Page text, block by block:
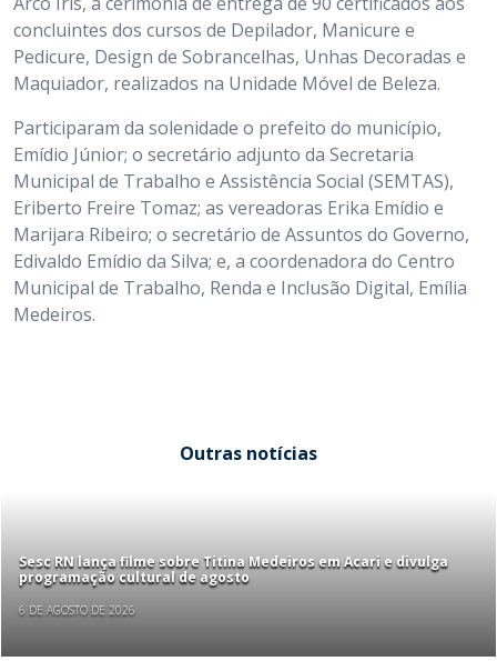
concluintes dos cursos de Depilador, Manicure e
Pedicure, Design de Sobrancelhas, Unhas Decoradas e
Maquiador, realizados na Unidade Móvel de Beleza.
Participaram da solenidade o prefeito do município,
Emídio Júnior; o secretário adjunto da Secretaria
Municipal de Trabalho e Assistência Social (SEMTAS),
Eriberto Freire Tomaz; as vereadoras Erika Emídio e
Marijara Ribeiro; o secretário de Assuntos do Governo,
Edivaldo Emídio da Silva; e, a coordenadora do Centro
Municipal de Trabalho, Renda e Inclusão Digital, Emília
Medeiros.
Outras notícias
Sesc RN lança filme sobre Titina Medeiros em Acari e divulga
programação cultural de agosto
6 DE AGOSTO DE 2026